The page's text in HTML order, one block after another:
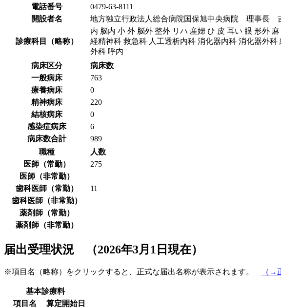
電話番号
0479-63-8111
開設者名
地方独立行政法人総合病院国保旭中央病院 理事長
診療科目（略称）
内 脳内 小 外 脳外 整外 リハ 産婦 ひ 皮 耳い 眼 形外
経精神科 救急科 人工透析内科 消化器内科 消化器外
外科 呼内
病床区分
病床数
一般病床
763
療養病床
0
精神病床
220
結核病床
0
感染症病床
6
病床数合計
989
職種
人数
医師（常勤）
275
医師（非常勤）
歯科医師（常勤）
11
歯科医師（非常勤）
薬剤師（常勤）
薬剤師（非常勤）
届出受理状況 （2026年3月1日現在）
※項目名（略称）をクリックすると、正式な届出名称が表示されます。 （→
基本診療料
項目名
算定開始日